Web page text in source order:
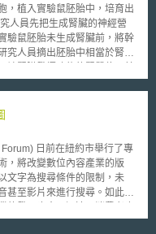
期該公司會追蹤的是那些有更
寶貝啟發了我的靈感，但不
在於神奇寶貝本身的動物本質
而且我也被要求去設計其他
也有侵權的風險。
植入實驗鼠胚胎中，培育出
驗鼠胚胎未生成腎臟前，將幹
人員摘出胚胎中相當於腎臟
人的骨髓幹細胞生成。研究人
日前在紐約市舉行了專
，將改變數位內容產業的版
文字為搜尋條件的限制，未
至影片來進行搜尋。如此，
目以待。